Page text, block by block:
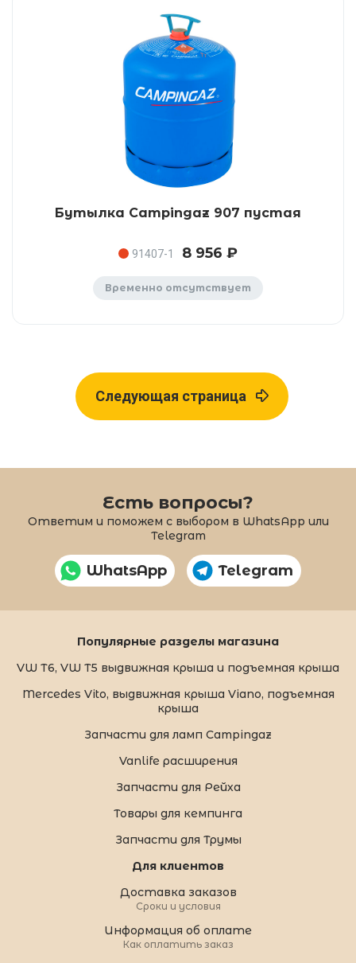
Бутылка Campingaz 907 пустая
91407-1 8 956 ₽
Временно отсутствует
Следующая страница
Есть вопросы?
Ответим и поможем с выбором в WhatsApp или
Telegram
WhatsApp Telegram
Популярные разделы магазина
VW T6, VW T5 выдвижная крыша и подъемная крыша
Mercedes Vito, выдвижная крыша Viano, подъемная
крыша
Запчасти для ламп Campingaz
Vanlife расширения
Запчасти для Рейха
Товары для кемпинга
Запчасти для Трумы
Для клиентов
Доставка заказов
Сроки и условия
Информация об оплате
Как оплатить заказ